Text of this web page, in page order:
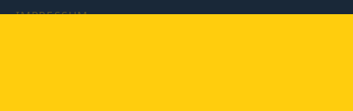
IMPRESSUM